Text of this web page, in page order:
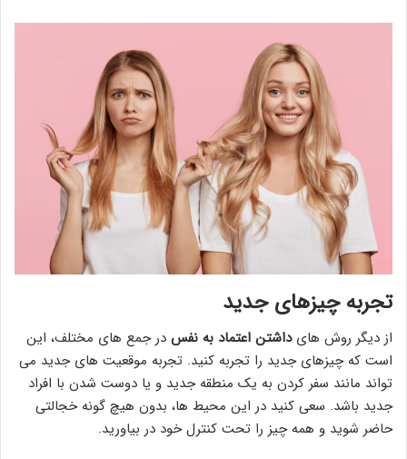
تجربه چیزهای جدید
از دیگر روش هایداشتن اعتماد به نفس در جمع های مختلف، این
است که چیزهای جدید را تجربه کنید. تجربه موقعیت های جدید می
تواند مانند سفر کردن به یک منطقه جدید و یا دوست شدن با افراد
جدید باشد. سعی کنید در این محیط ها، بدون هیچ گونه خجالتی
حاضر شوید و همه چیز را تحت کنترل خود در بیاورید.